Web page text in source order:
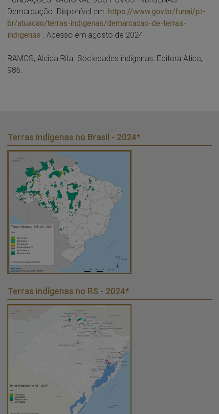
Demarcação. Disponível em: https://www.gov.br/funai/pt-
br/atuacao/terras-indigenas/demarcacao-de-terras-
indigenas . Acesso em agosto de 2024.
RAMOS, Alcida Rita. Sociedades indígenas. Editora Ática,
986.
Terras indígenas no Brasil - 2024*
Terras indígenas no RS - 2024*